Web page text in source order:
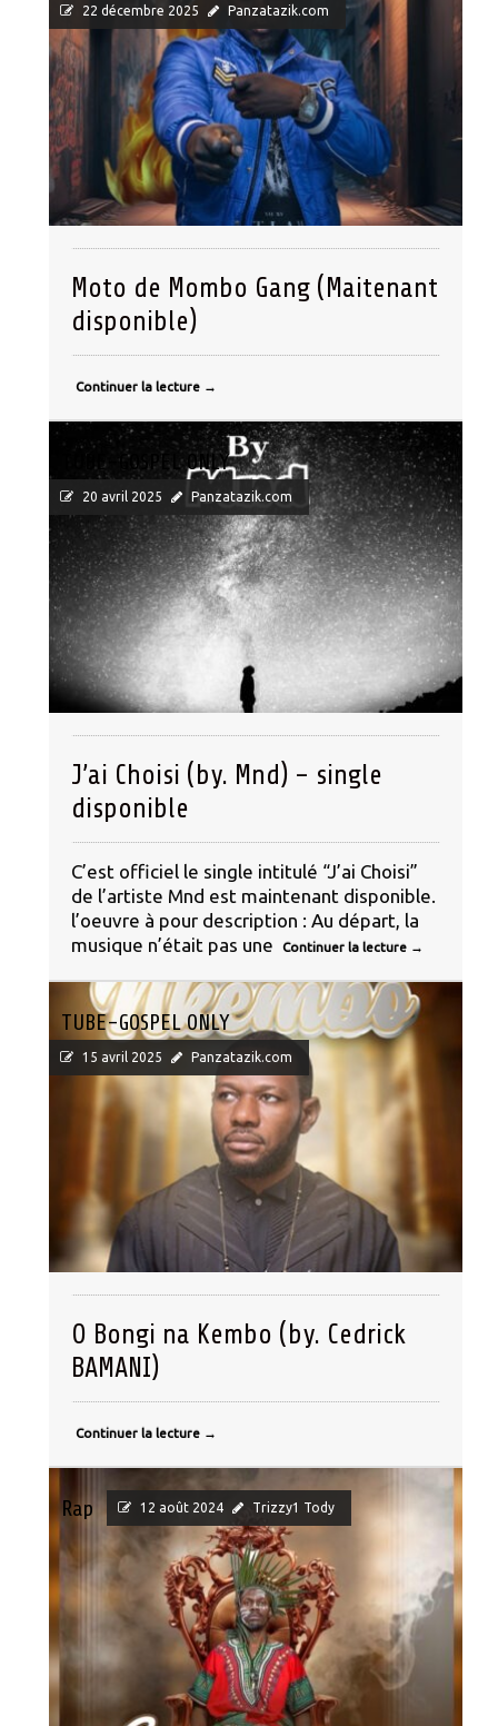
22 décembre 2025 Panzatazik.com
Moto de Mombo Gang (Maitenant
disponible)
Continuer la lecture →
TUBE-GOSPEL ONLY
20 avril 2025 Panzatazik.com
J’ai Choisi (by. Mnd) – single
disponible
C’est officiel le single intitulé “J’ai Choisi”
de l’artiste Mnd est maintenant disponible.
l’oeuvre à pour description : Au départ, la
musique n’était pas une
Continuer la lecture →
TUBE-GOSPEL ONLY
15 avril 2025 Panzatazik.com
O Bongi na Kembo (by. Cedrick
BAMANI)
Continuer la lecture →
Rap 12 août 2024 Trizzy1 Tody